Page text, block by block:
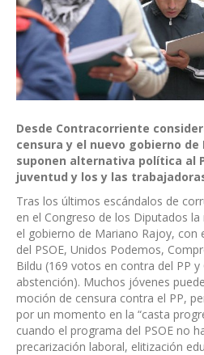
Desde Contracorriente
censura y el nuevo gobierno de
suponen alternativa política al
juventud y los y las
Tras los últimos escándalos de
en el Congreso de los Diputados
el gobierno de Mariano Rajoy, con
del PSOE, Unidos Podemos,
Bildu (169 votos en contra del PP y
abstención). Muchos jóvenes
moción de censura contra el PP,
por un momento en la “casta
cuando el programa del PSOE no
precarización laboral, elitización